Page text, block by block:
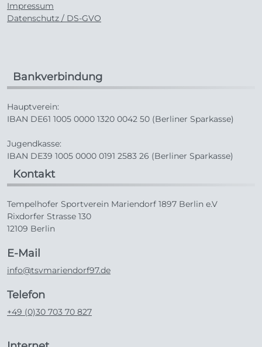
Impressum
Datenschutz / DS-GVO
Bankverbindung
Hauptverein:
IBAN DE61 1005 0000 1320 0042 50 (Berliner Sparkasse)
Jugendkasse:
IBAN DE39 1005 0000 0191 2583 26 (Berliner Sparkasse)
Kontakt
Tempelhofer Sportverein Mariendorf 1897 Berlin e.V
Rixdorfer Strasse 130
12109 Berlin
E-Mail
info@tsvmariendorf97.de
Telefon
+49 (0)30 703 70 827